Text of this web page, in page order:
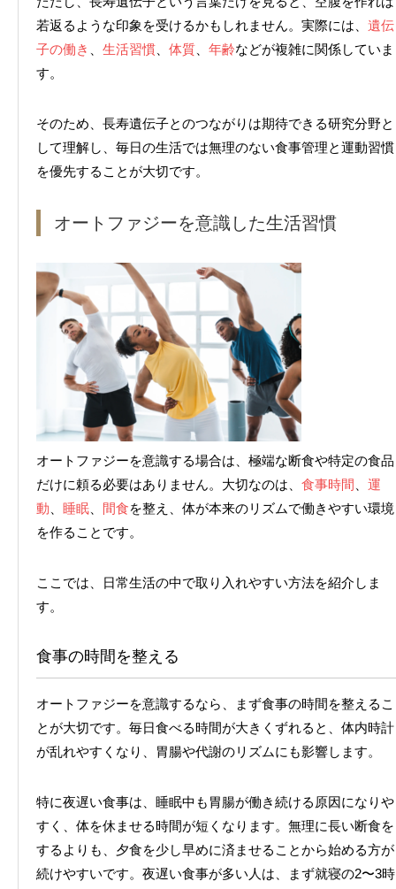
若返るような印象を受けるかもしれません。実際には、 遺伝
子の働き
生活習慣 体質 年齢などが複雑に関係していま
す。
そのため、長寿遺伝子とのつながりは期待できる研究分野と
して理解し、毎日の生活では無理のない食事管理と運動習慣
を優先することが大切です。
オートファジーを意識した生活習慣
オートファジーを意識する場合は、極端な断食や特定の食品
だけに頼る必要はありません。大切なのは、 食事時間
運
動
睡眠 間食を整え、体が本来のリズムで働きやすい環境
を作ることです。
ここでは、日常生活の中で取り入れやすい方法を紹介しま
す。
食事の時間を整える
オートファジーを意識するなら、まず食事の時間を整えるこ
とが大切です。毎日食べる時間が大きくずれると、体内時計
が乱れやすくなり、胃腸や代謝のリズムにも影響します。
特に夜遅い食事は、睡眠中も胃腸が働き続ける原因になりや
すく、体を休ませる時間が短くなります。無理に長い断食を
するよりも、夕食を少し早めに済ませることから始める方が
続けやすいです。夜遅い食事が多い人は、まず就寝の2〜3時